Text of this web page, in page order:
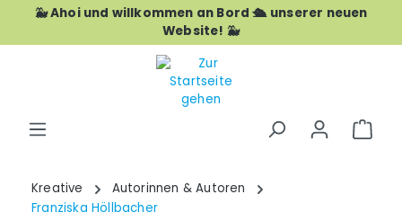
Zum Hauptinhalt springen
🐳 Ahoi und willkommen an Bord 🛳️ unserer neuen
Website! 🐳
Kreative
Autorinnen & Autoren
Franziska Höllbacher